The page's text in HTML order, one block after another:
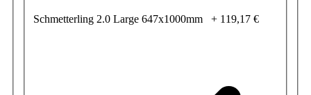
Schmetterling 2.0 Large 647x1000mm + 119,17 €